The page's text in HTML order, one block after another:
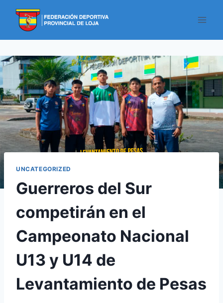
UNCATEGORIZED
Guerreros del Sur
competirán en el
Campeonato Nacional
U13 y U14 de
Levantamiento de Pesas